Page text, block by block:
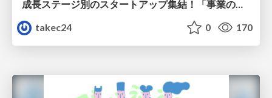
takec24
0 170